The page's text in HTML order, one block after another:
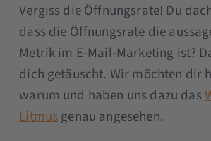
Vergiss die Öffnungsrate! Du
dass die Öffnungsrate die
Metrik im E-Mail-Marketing ist?
dich getäuscht. Wir möchten dir
warum und haben uns dazu das
Litmusgenau angesehen.